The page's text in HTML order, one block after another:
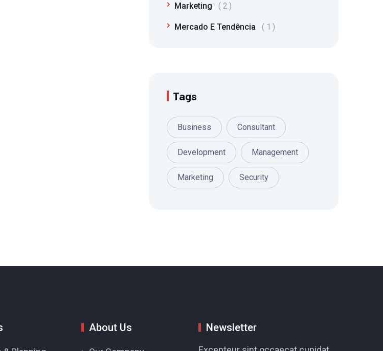
Marketing 2
Mercado E Tendência 1
Tags
Business Consultant
Development Management
Marketing Security
About Us Newsletter